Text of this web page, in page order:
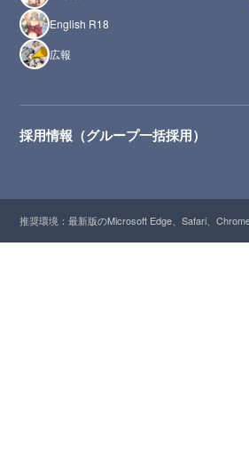
English R18
広報
採用情報（グループ一括採用）
推奨環境：最新版のMicrosoft Edge、Safari、